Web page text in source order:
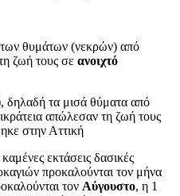
των θυμάτων (νεκρών) από
ζωή τους σε ανοιχτό
δηλαδή τα μισά θύματα από
απώλεσαν τη ζωή τους
στην Αττική
εκτάσεις δασικές
προκαλούνται τον μήνα
τον Αύγουστο, η 1